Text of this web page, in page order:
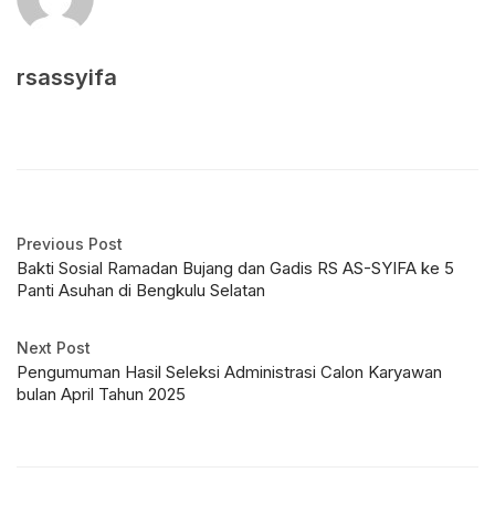
rsassyifa
Previous Post
Bakti Sosial Ramadan Bujang dan Gadis RS AS-SYIFA ke 5
Panti Asuhan di Bengkulu Selatan
Next Post
Pengumuman Hasil Seleksi Administrasi Calon Karyawan
bulan April Tahun 2025